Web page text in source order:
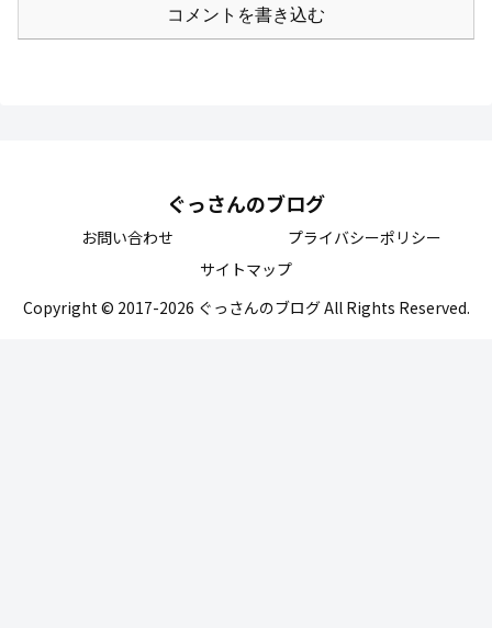
コメントを書き込む
ぐっさんのブログ
お問い合わせ
プライバシーポリシー
サイトマップ
Copyright © 2017-2026 ぐっさんのブログ All Rights Reserved.